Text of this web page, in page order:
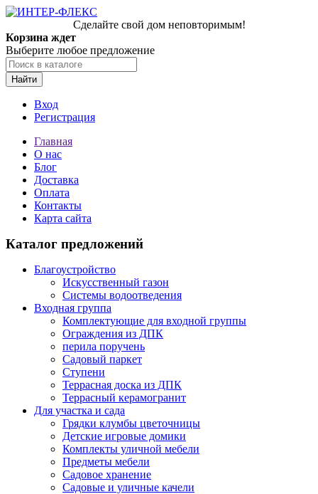
Сделайте свой дом неповторимым!
Корзина ждет
Выберите любое предложение
Найти
Вход
Регистрация
Главная
О нас
Блог
Доставка
Оплата
Контакты
Карта сайта
Каталог предложений
Благоустройство
Искусственный газон
Системы водоотведения
Входная группа
Комплектующие для входной группы
Ограждения из ДПК
перила поручень
Садовый паркет
Ступени
Террасная доска из ДПК
Террасный керамогранит
Для участка и сада
Грядки клумбы цветочницы
Детские игровые домики
Комплекты уличной мебели
Предметы мебели
Садовое хранение
Садовые и уличные качели